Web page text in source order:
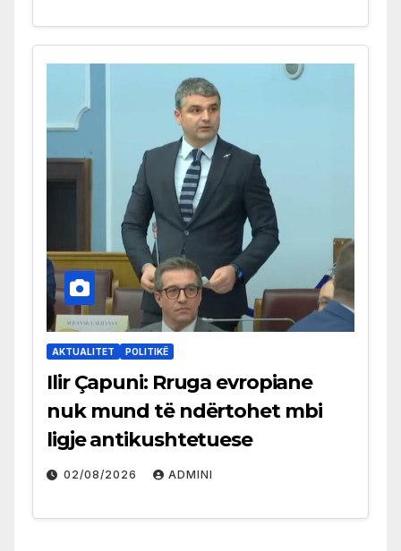
AKTUALITET POLITIKË
Ilir Çapuni: Rruga evropiane
nuk mund të ndërtohet mbi
ligje antikushtetuese
02/08/2026 ADMINI